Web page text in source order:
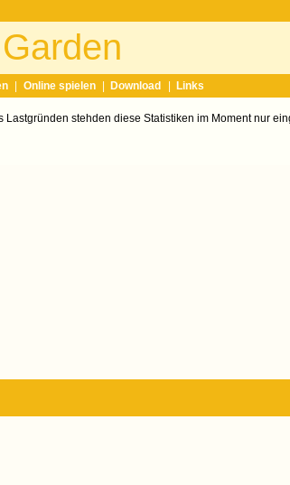
Online spielen Download Links
Lastgründen stehden diese Statistiken im Moment nur